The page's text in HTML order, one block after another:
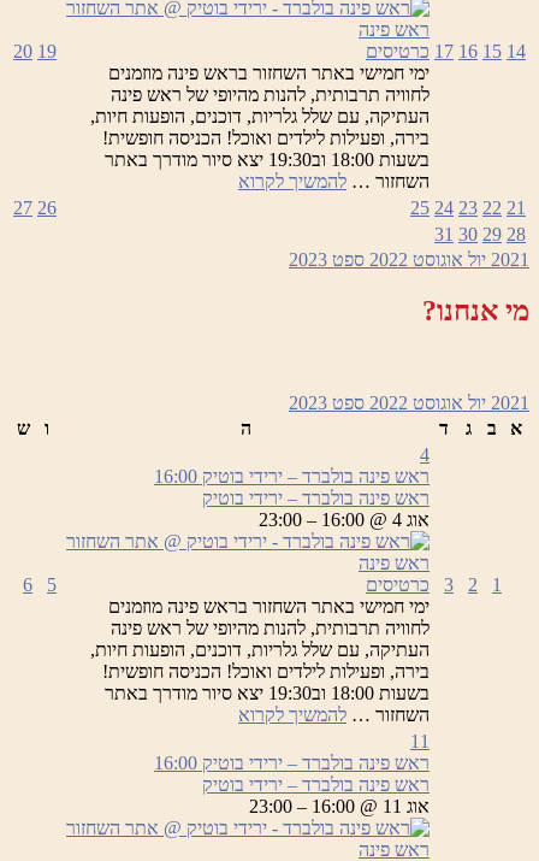
14
15
16
17 כרטיסים
ימי חמישי באתר השחזור בראש פינה מוזמנים
לחוויה תרבותית, להנות מהיופי של ראש פינה
העתיקה, עם שלל גלריות, דוכנים, הופעות חיות,
בירה, ופעילות לילדים ואוכל! הכניסה חופשית!
בשעות 18:00 וב19:30 יצא סיור מודרך באתר
השחזור … להמשיך לקרוא
19
20
21
22
23
24
25
26
27
28
29
30
31
2021 יול אוגוסט 2022 ספט 2023
מי אנחנו?
2021 יול אוגוסט 2022 ספט 2023
א
ב ג ד ה ו ש
1
2
3
4
ראש פינה בולברד – ירידי בוטיק 16:00
ראש פינה בולברד – ירידי בוטיק
אוג 4 @ 16:00 – 23:00
כרטיסים
ימי חמישי באתר השחזור בראש פינה מוזמנים
לחוויה תרבותית, להנות מהיופי של ראש פינה
העתיקה, עם שלל גלריות, דוכנים, הופעות חיות,
בירה, ופעילות לילדים ואוכל! הכניסה חופשית!
בשעות 18:00 וב19:30 יצא סיור מודרך באתר
השחזור … להמשיך לקרוא
בולברד
–
ירידי
בוטיק
5
6
11
ראש פינה בולברד – ירידי בוטיק 16:00
ראש פינה בולברד – ירידי בוטיק
אוג 11 @ 16:00 – 23:00